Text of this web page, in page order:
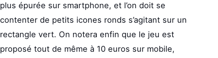
plus épurée sur smartphone, et l’on doit se
contenter de petits icones ronds s’agitant sur un
rectangle vert. On notera enfin que le jeu est
proposé tout de même à 10 euros sur mobile,